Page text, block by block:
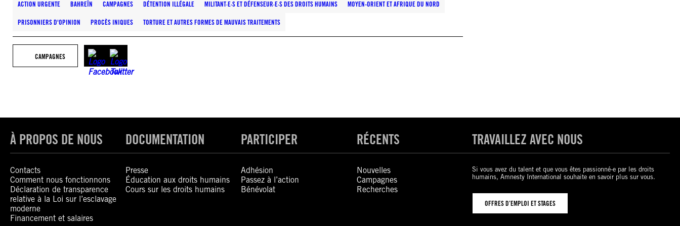
ACTION URGENTE BAHREÏN CAMPAGNES DÉTENTION ILLÉGALE MILITANT·E·S ET DÉFENSEUR·E·S DES DROITS HUMAINS MOYEN-ORIENT ET AFRIQUE DU NORD
PRISONNIERS D'OPINION PROCÈS INIQUES TORTURE ET AUTRES FORMES DE MAUVAIS TRAITEMENTS
CAMPAGNES
À PROPOS DE NOUS
Contacts
Comment nous fonctionnons
Déclaration de transparence
relative à la Loi sur l’esclavage
moderne
Financement et salaires
DOCUMENTATION
Presse
Éducation aux droits humains
Cours sur les droits humains
PARTICIPER
Adhésion
Passez à l’action
Bénévolat
RÉCENTS
Nouvelles
Campagnes
Recherches
TRAVAILLEZ AVEC NOUS
Si vous avez du talent et que vous êtes passionné-e par les droits
humains, Amnesty International souhaite en savoir plus sur vous.
OFFRES D’EMPLOI ET STAGES